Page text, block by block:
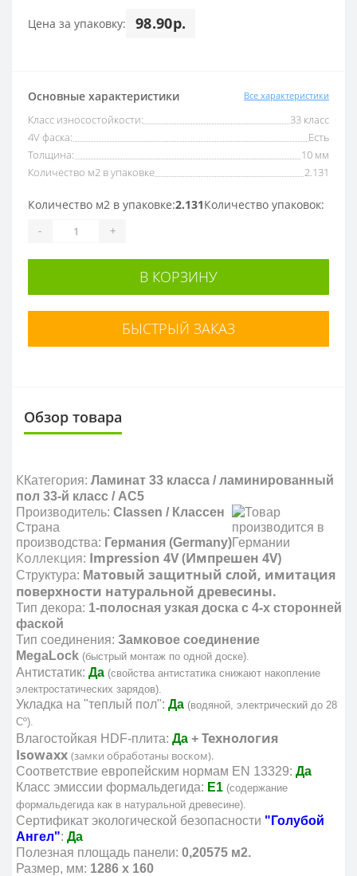
Цена за упаковку: 98.90р.
Основные характеристики Все характеристики
Класс износостойкости:
33 класс
4V фаска:
Есть
Толщина:
10 мм
Количество м2 в упаковке
2.131
Количество м2 в упаковке:2.131Количество упаковок:
- +
В КОРЗИНУ
БЫСТРЫЙ ЗАКАЗ
Обзор товара
ККатегория: Ламинат 33 класса / ламинированный
пол 33-й класс / AC5
Производитель: Classen / Классен
Страна
производства: Германия (Germany)
Коллекция: Impression 4V (Импрешен 4V)
Структура: Матовый защитный слой, имитация
поверхности натуральной древесины.
Тип декора: 1-полосная узкая доска с 4-х сторонней
фаской
Тип соединения: Замковое соединение
MegaLock (быстрый монтаж по одной доске).
Антистатик: Да (свойства антистатика снижают накопление
электростатических зарядов).
Укладка на "теплый пол": Да (водяной, электрический до 28
Cº).
Влагостойкая HDF-плита: Да + Технология
Isowaxx (замки обработаны воском).
Соответствие европейским нормам EN 13329: Да
Класс эмиссии формальдегида: E1 (содержание
формальдегида как в натуральной древесине).
Сертификат экологической безопасности "Голубой
Ангел": Да
Полезная площадь панели: 0,20575 м2.
Размер, мм: 1286 х 160